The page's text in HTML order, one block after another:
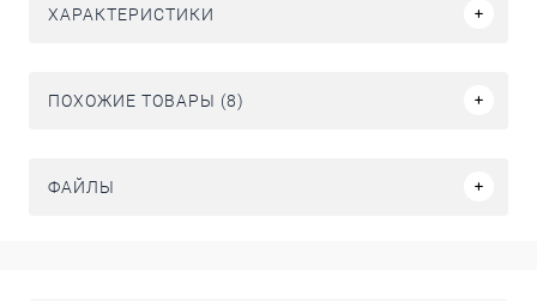
ХАРАКТЕРИСТИКИ
ПОХОЖИЕ ТОВАРЫ (8)
ФАЙЛЫ